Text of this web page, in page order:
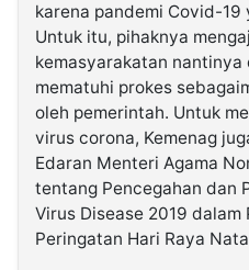
karena pandemi Covid-19
Untuk itu, pihaknya
kemasyarakatan nantinya
mematuhi prokes
oleh pemerintah. Untuk
virus corona, Kemenag
Edaran Menteri Agama
tentang Pencegahan dan
Virus Disease 2019
Peringatan Hari Raya